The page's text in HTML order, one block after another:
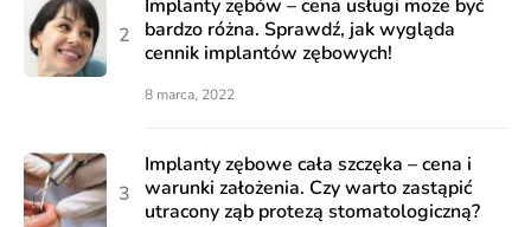
Implanty zębów – cena usługi może być
bardzo różna. Sprawdź, jak wygląda
cennik implantów zębowych!
8 marca, 2022
Implanty zębowe cała szczęka – cena i
warunki założenia. Czy warto zastąpić
utracony ząb protezą stomatologiczną?